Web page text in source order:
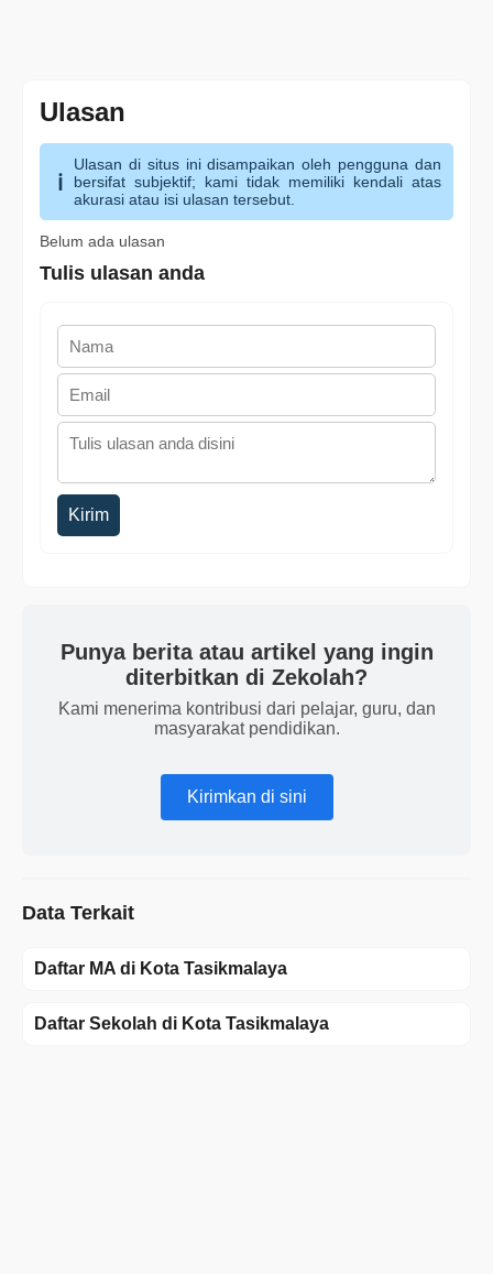
Ulasan
Ulasan di situs ini disampaikan oleh pengguna dan
bersifat subjektif; kami tidak memiliki kendali atas
akurasi atau isi ulasan tersebut.
Belum ada ulasan
Tulis ulasan anda
Kirim
Punya berita atau artikel yang ingin
diterbitkan di Zekolah?
Kami menerima kontribusi dari pelajar, guru, dan
masyarakat pendidikan.
Kirimkan di sini
Data Terkait
Daftar MA di Kota Tasikmalaya
Daftar Sekolah di Kota Tasikmalaya